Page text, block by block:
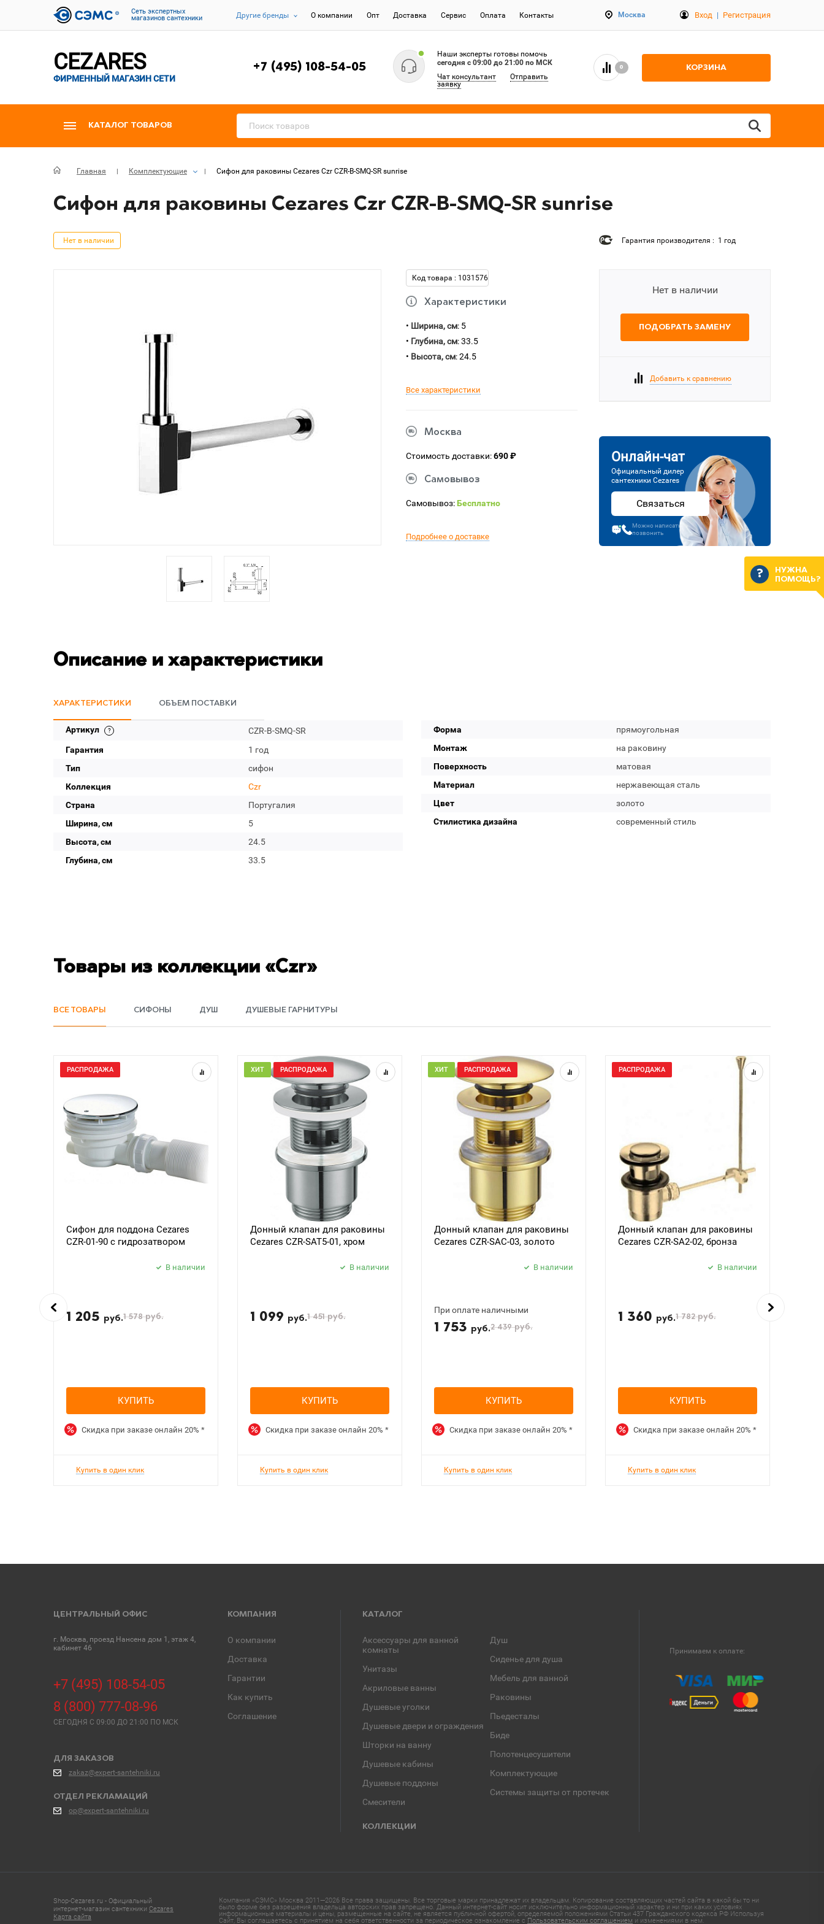
Cеть экспертных
магазинов сантехники
Другие бренды О компании Опт Доставка Сервис Оплата Контакты Москва Вход | Регистрация
CEZARES
ФИРМЕННЫЙ МАГАЗИН СЕТИ
+7 (495) 108-54-05
Наши эксперты готовы помочь
сегодня c 09:00 до 21:00 по МСК
Чат консультант
Отправить
заявку
0 КОРЗИНА
КАТАЛОГ ТОВАРОВ
Главная Комплектующие Сифон для раковины Cezares Czr CZR-B-SMQ-SR sunrise
Сифон для раковины Cezares Czr CZR-B-SMQ-SR sunrise
Нет в наличии Гарантия производителя : 1 год
Код товара : 1031576
Характеристики
• Ширина, см: 5
• Глубина, см: 33.5
• Высота, см: 24.5
Все характеристики
Москва
Стоимость доставки:690 ₽
Самовывоз
Самовывоз:Бесплатно
Подробнее о доставке
Нет в наличии
ПОДОБРАТЬ ЗАМЕНУ
Добавить к сравнению
Онлайн-чат
Официальный дилер
сантехники Cezares
Связаться
Можно написать или
позвонить
Описание и характеристики
ХАРАКТЕРИСТИКИ ОБЪЕМ ПОСТАВКИ
Артикул
CZR-B-SMQ-SR
Гарантия
1 год
Тип
сифон
Коллекция
Czr
Страна
Португалия
Ширина, см
5
Высота, см
24.5
Глубина, см
33.5
Форма
прямоугольная
Монтаж
на раковину
Поверхность
матовая
Материал
нержавеющая сталь
Цвет
золото
Стилистика дизайна
современный стиль
Товары из коллекции «Czr»
ВСЕ ТОВАРЫ СИФОНЫ ДУШ ДУШЕВЫЕ ГАРНИТУРЫ
РАСПРОДАЖА
Сифон для поддона Cezares
CZR-01-90 с гидрозатвором
В наличии
1 205 руб.1 578руб.
КУПИТЬ
Скидка при заказе онлайн 20% *
Купить в один клик
ХИТ РАСПРОДАЖА
Донный клапан для раковины
Cezares CZR-SAT5-01, хром
В наличии
1 099 руб.1 451руб.
КУПИТЬ
Скидка при заказе онлайн 20% *
Купить в один клик
ХИТ РАСПРОДАЖА
Донный клапан для раковины
Cezares CZR-SAC-03, золото
В наличии
При оплате наличными
1 753 руб.2 439руб.
КУПИТЬ
Скидка при заказе онлайн 20% *
Купить в один клик
РАСПРОДАЖА
Донный клапан для раковины
Cezares CZR-SA2-02, бронза
В наличии
1 360 руб.1 782руб.
КУПИТЬ
Скидка при заказе онлайн 20% *
Купить в один клик
ЦЕНТРАЛЬНЫЙ ОФИС
г. Москва, проезд Нансена дом 1, этаж 4,
кабинет 46
+7 (495) 108-54-05
8 (800) 777-08-96
СЕГОДНЯ C 09:00 ДО 21:00 ПО МСК
ДЛЯ ЗАКАЗОВ
zakaz@expert-santehniki.ru
ОТДЕЛ РЕКЛАМАЦИЙ
op@expert-santehniki.ru
КОМПАНИЯ
О компании
Доставка
Гарантии
Как купить
Соглашение
КАТАЛОГ
Аксессуары для ванной
комнаты
Унитазы
Акриловые ванны
Душевые уголки
Душевые двери и ограждения
Шторки на ванну
Душевые кабины
Душевые поддоны
Смесители
Душ
Сиденье для душа
Мебель для ванной
Раковины
Пьедесталы
Биде
Полотенцесушители
Комплектующие
Системы защиты от протечек
КОЛЛЕКЦИИ
Принимаем к оплате:
Shop-Cezares.ru - Официальный
интернет-магазин сантехники Cezares
Карта сайта
Компания «СЭМС» Москва 2011—2026 Все права защищены. Все торговые марки принадлежат их владельцам. Копирование составляющих частей сайта в какой бы то ни
было форме без разрешения владельца авторских прав запрещено. Данный интернет-сайт носит исключительно информационный характер и ни при каких условиях
информационные материалы и цены, размещенные на сайте, не является публичной офертой, определяемой положениями Статьи 437 Гражданского кодекса РФ Используя
Сайт, Вы соглашаетесь с принятием на себя ответственности за периодическое ознакомление с Пользовательским соглашением и изменениями в нем.
НУЖНА
ПОМОЩЬ?